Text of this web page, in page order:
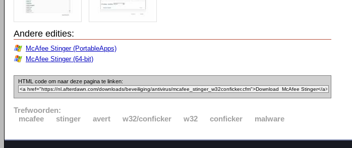
Andere edities:
McAfee Stinger (PortableApps)
McAfee Stinger (64-bit)
HTML code om naar deze pagina te linken:
Trefwoorden:
mcafee
stinger avert w32/conficker w32 conficker malware